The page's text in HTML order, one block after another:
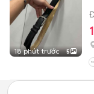
18 phút trước 5